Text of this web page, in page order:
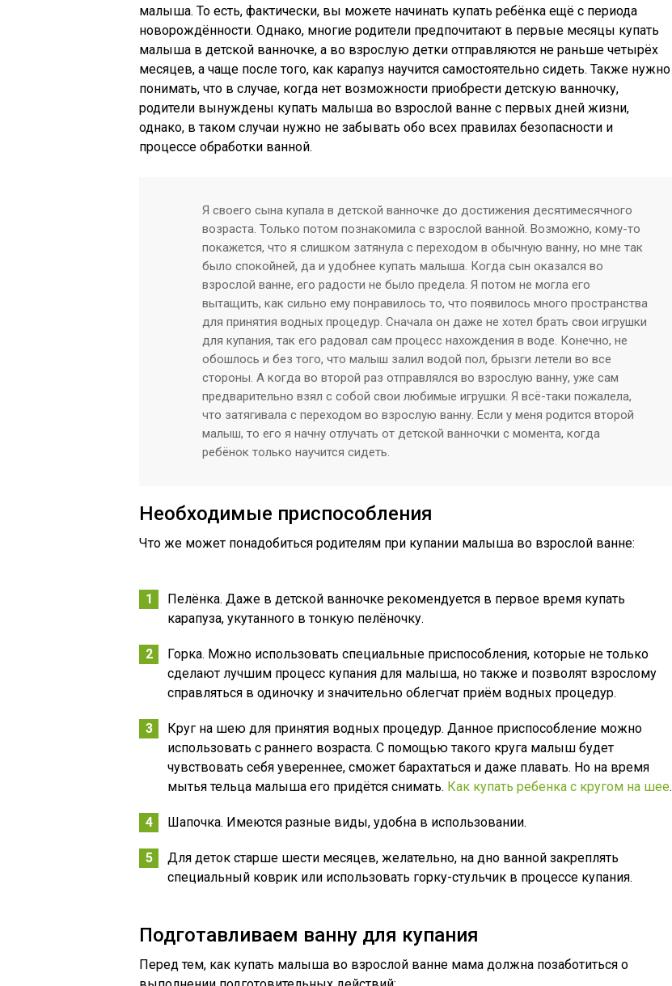
малыша. То есть, фактически, вы можете начинать купать ребёнка ещё с периода
новорождённости. Однако, многие родители предпочитают в первые месяцы купать
малыша в детской ванночке, а во взрослую детки отправляются не раньше четырёх
месяцев, а чаще после того, как карапуз научится самостоятельно сидеть. Также нужно
понимать, что в случае, когда нет возможности приобрести детскую ванночку,
родители вынуждены купать малыша во взрослой ванне с первых дней жизни,
однако, в таком случаи нужно не забывать обо всех правилах безопасности и
процессе обработки ванной.
Я своего сына купала в детской ванночке до достижения десятимесячного
возраста. Только потом познакомила с взрослой ванной. Возможно, кому-то
покажется, что я слишком затянула с переходом в обычную ванну, но мне так
было спокойней, да и удобнее купать малыша. Когда сын оказался во
взрослой ванне, его радости не было предела. Я потом не могла его
вытащить, как сильно ему понравилось то, что появилось много пространства
для принятия водных процедур. Сначала он даже не хотел брать свои игрушки
для купания, так его радовал сам процесс нахождения в воде. Конечно, не
обошлось и без того, что малыш залил водой пол, брызги летели во все
стороны. А когда во второй раз отправлялся во взрослую ванну, уже сам
предварительно взял с собой свои любимые игрушки. Я всё-таки пожалела,
что затягивала с переходом во взрослую ванну. Если у меня родится второй
малыш, то его я начну отлучать от детской ванночки с момента, когда
ребёнок только научится сидеть.
Необходимые приспособления
Что же может понадобиться родителям при купании малыша во взрослой ванне:
Пелёнка. Даже в детской ванночке рекомендуется в первое время купать
карапуза, укутанного в тонкую пелёночку.
Горка. Можно использовать специальные приспособления, которые не только
сделают лучшим процесс купания для малыша, но также и позволят взрослому
справляться в одиночку и значительно облегчат приём водных процедур.
Круг на шею для принятия водных процедур. Данное приспособление можно
использовать с раннего возраста. С помощью такого круга малыш будет
чувствовать себя увереннее, сможет барахтаться и даже плавать. Но на время
мытья тельца малыша его придётся снимать. Как купать ребенка с кругом на шее.
Шапочка. Имеются разные виды, удобна в использовании.
Для деток старше шести месяцев, желательно, на дно ванной закреплять
специальный коврик или использовать горку-стульчик в процессе купания.
Подготавливаем ванну для купания
Перед тем, как купать малыша во взрослой ванне мама должна позаботиться о